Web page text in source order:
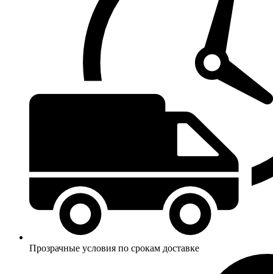
Прозрачные условия по срокам доставке